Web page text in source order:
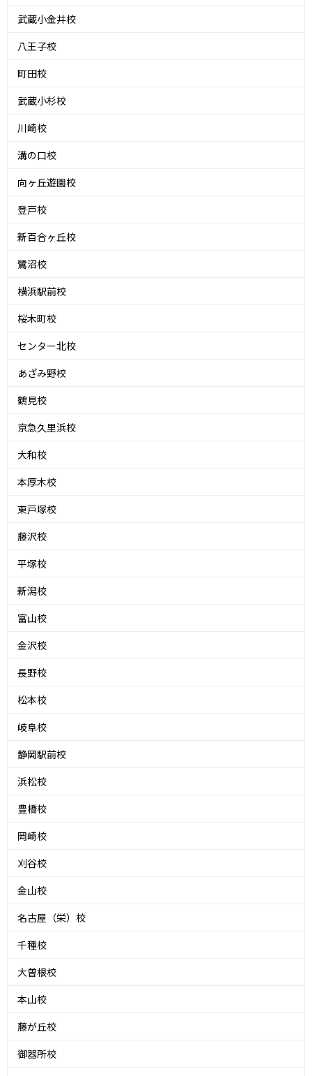
武蔵小金井校
八王子校
町田校
武蔵小杉校
川崎校
溝の口校
向ヶ丘遊園校
登戸校
新百合ヶ丘校
鷺沼校
横浜駅前校
桜木町校
センター北校
あざみ野校
鶴見校
京急久里浜校
大和校
本厚木校
東戸塚校
藤沢校
平塚校
新潟校
富山校
金沢校
長野校
松本校
岐阜校
静岡駅前校
浜松校
豊橋校
岡崎校
刈谷校
金山校
名古屋（栄）校
千種校
大曽根校
本山校
藤が丘校
御器所校